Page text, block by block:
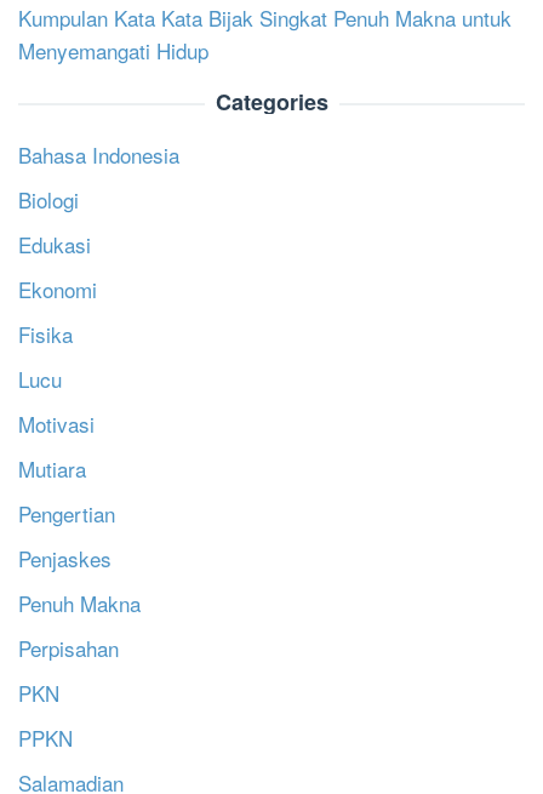
Kumpulan Kata Kata Bijak Singkat Penuh Makna untuk
Menyemangati Hidup
Categories
Bahasa Indonesia
Biologi
Edukasi
Ekonomi
Fisika
Lucu
Motivasi
Mutiara
Pengertian
Penjaskes
Penuh Makna
Perpisahan
PKN
PPKN
Salamadian